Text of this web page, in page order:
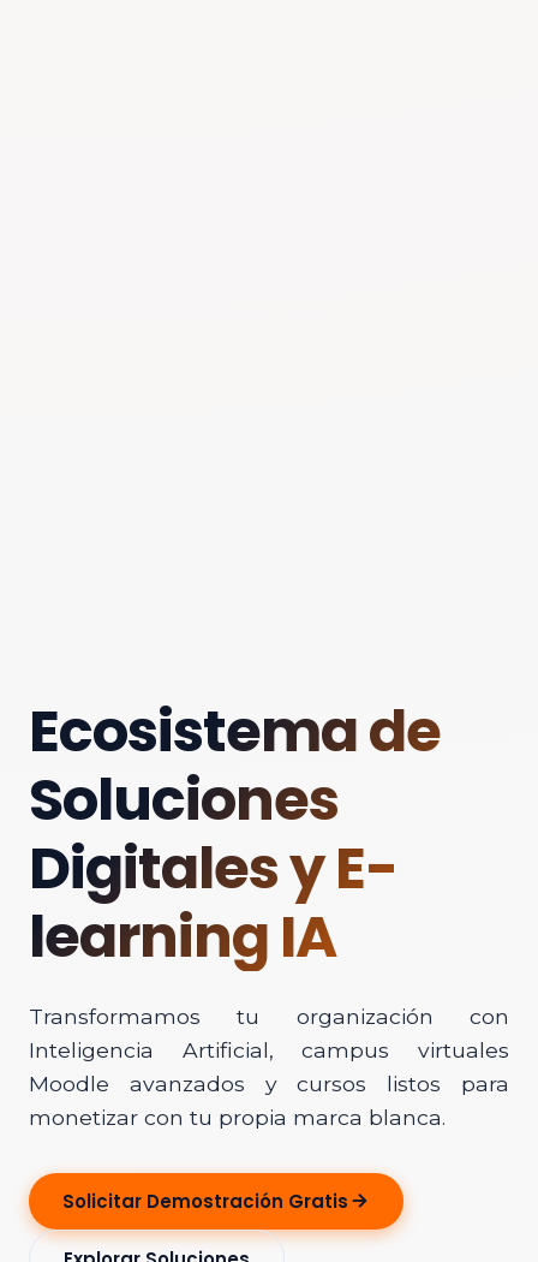
Ecosistema de
Soluciones
Digitales y E-
learning IA
Transformamos tu organización con
Inteligencia Artificial, campus virtuales
Moodle avanzados y cursos listos para
monetizar con tu propia marca blanca.
Solicitar Demostración Gratis